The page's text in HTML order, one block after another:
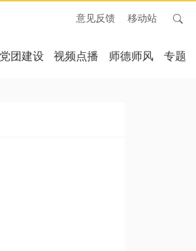
意见反馈 移动站
党团建设 视频点播 师德师风 专题